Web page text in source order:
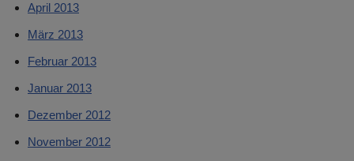
April 2013
März 2013
Februar 2013
Januar 2013
Dezember 2012
November 2012